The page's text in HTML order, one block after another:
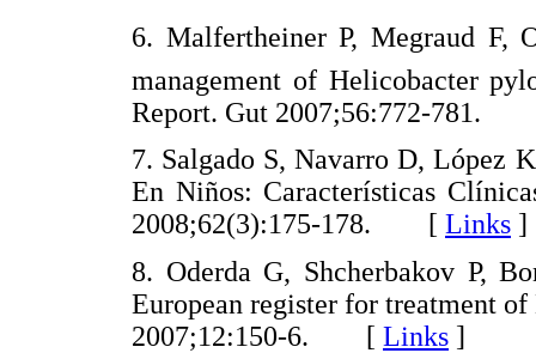
6. Malfertheiner P, Megraud F,
management of Helicobacter
Report. Gut 2007;56:772-
7. Salgado S, Navarro D, López
En Niños: Características
2008;62(3):175-178. [ Links ]
8. Oderda G, Shcherbakov P,
European register for treatment
2007;12:150-6. [ Links ]